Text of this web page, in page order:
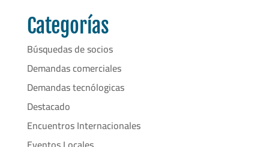
Categorías
Búsquedas de socios
Demandas comerciales
Demandas tecnólogicas
Destacado
Encuentros Internacionales